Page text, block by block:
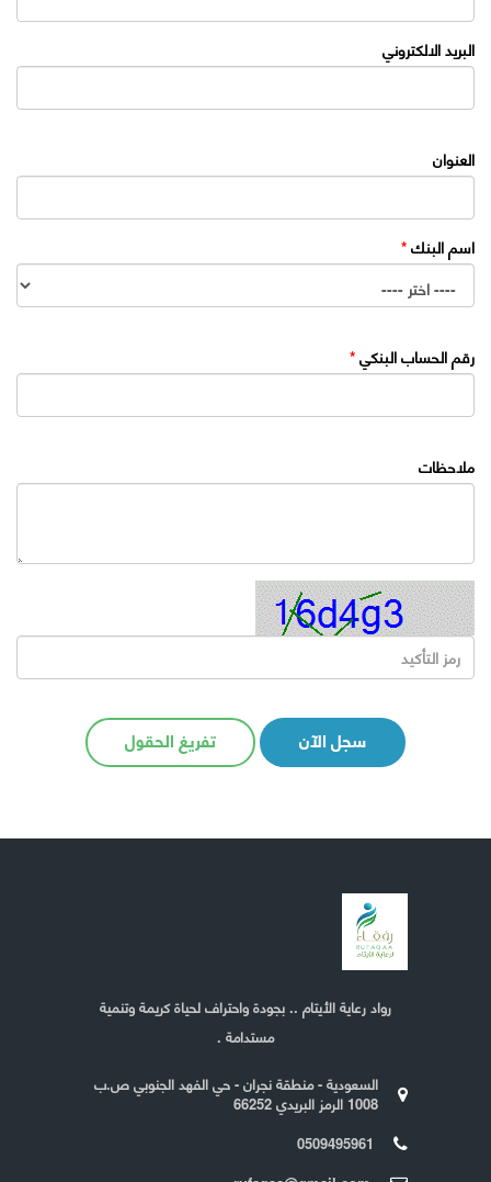
البريد الالكتروني
العنوان
اسم البنك *
رقم الحساب البنكي *
ملاحظات
سجل الآن تفريغ الحقول
رواد رعاية الأيتام .. بجودة واحتراف لحياة كريمة وتنمية
مستدامة .
السعودية - منطقة نجران - حي الفهد الجنوبي ص.ب
1008 الرمز البريدي 66252
0509495961